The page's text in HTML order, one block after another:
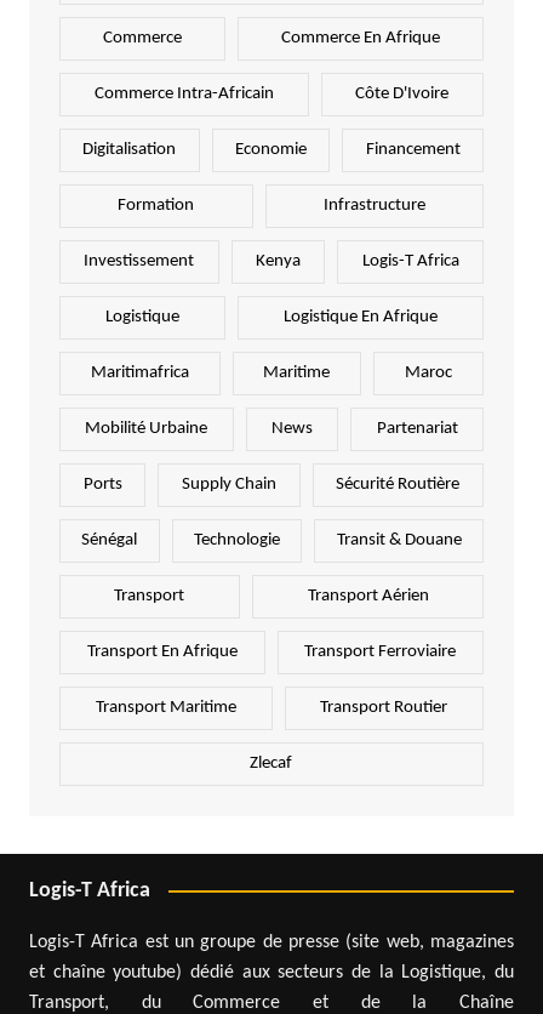
Commerce Commerce En Afrique
Commerce Intra-Africain Côte D'Ivoire
Digitalisation Economie Financement
Formation Infrastructure
Investissement Kenya Logis-T Africa
Logistique Logistique En Afrique
Maritimafrica Maritime Maroc
Mobilité Urbaine News Partenariat
Ports Supply Chain Sécurité Routière
Sénégal Technologie Transit & Douane
Transport Transport Aérien
Transport En Afrique Transport Ferroviaire
Transport Maritime Transport Routier
Zlecaf
Logis-T Africa
Logis-T Africa est un groupe de presse (site web, magazines
et chaîne youtube) dédié aux secteurs de la Logistique, du
Transport, du Commerce et de la Chaîne